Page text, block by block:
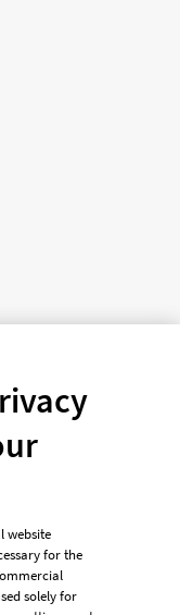
website
for the
solely for